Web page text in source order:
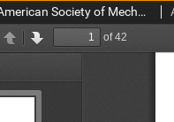
Transactions of the American Society of Mechanical Engineers vol. 32 no. 1303 (1910)